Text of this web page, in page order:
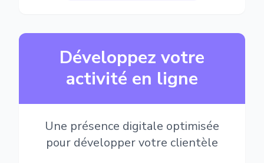
Développez votre
activité en ligne
Une présence digitale optimisée
pour développer votre clientèle